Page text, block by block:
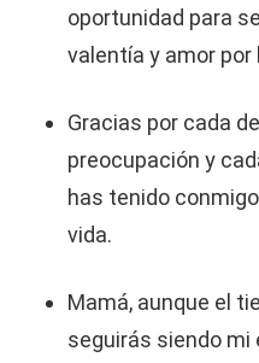
oportunidad para
valentía y amor por
Gracias por cada
preocupación y
has tenido
vida.
Mamá, aunque el
seguirás siendo mi